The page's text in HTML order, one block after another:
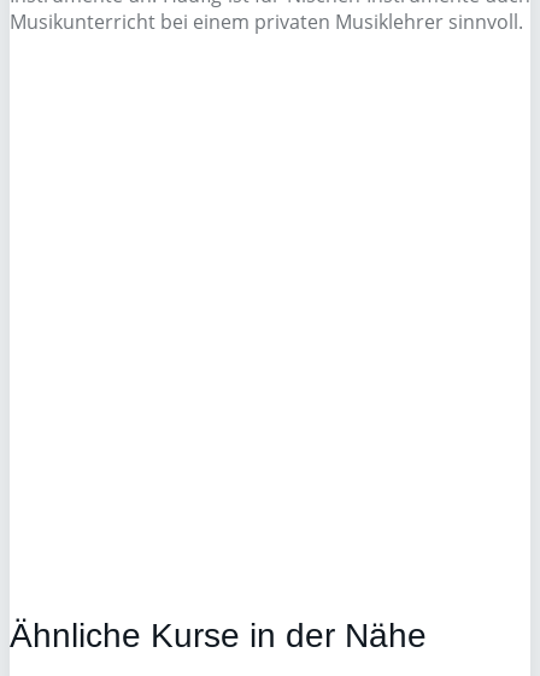
Musikunterricht bei einem privaten Musiklehrer sinnvoll.
Ähnliche Kurse in der Nähe